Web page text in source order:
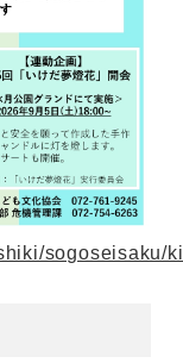
sogoseisaku/